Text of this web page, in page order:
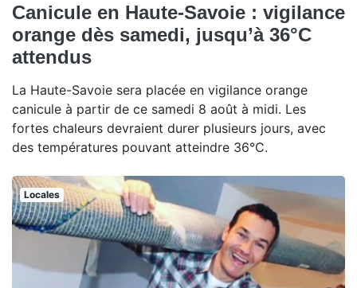
Canicule en Haute-Savoie : vigilance
orange dès samedi, jusqu’à 36°C
attendus
La Haute-Savoie sera placée en vigilance orange
canicule à partir de ce samedi 8 août à midi. Les
fortes chaleurs devraient durer plusieurs jours, avec
des températures pouvant atteindre 36°C.
Locales